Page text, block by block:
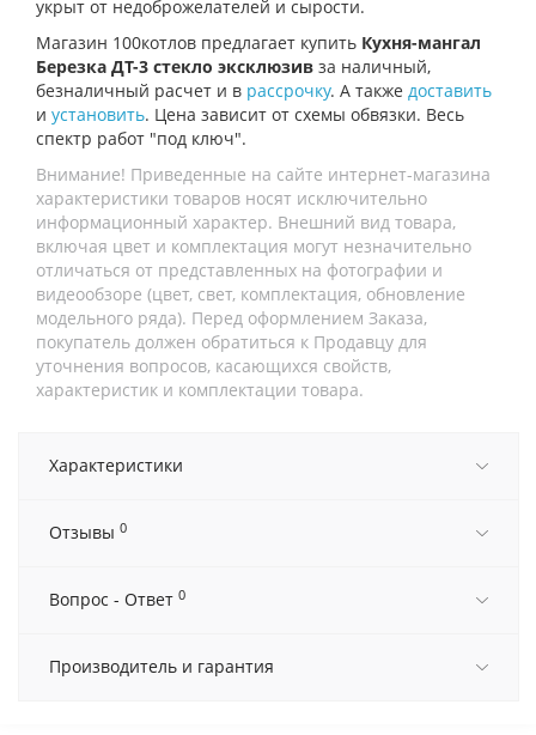
укрыт от недоброжелателей и сырости.
Магазин 100котлов предлагает купить Кухня-мангал
Березка ДТ-3 стекло эксклюзив за наличный,
безналичный расчет и в рассрочку. А также доставить
и установить. Цена зависит от схемы обвязки. Весь
спектр работ "под ключ".
Внимание! Приведенные на сайте интернет-магазина
характеристики товаров носят исключительно
информационный характер. Внешний вид товара,
включая цвет и комплектация могут незначительно
отличаться от представленных на фотографии и
видеообзоре (цвет, свет, комплектация, обновление
модельного ряда). Перед оформлением Заказа,
покупатель должен обратиться к Продавцу для
уточнения вопросов, касающихся свойств,
характеристик и комплектации товара.
Характеристики
Отзывы 0
Вопрос - Ответ 0
Производитель и гарантия